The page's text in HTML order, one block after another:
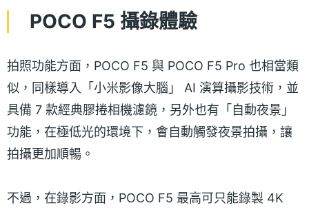
POCO F5 攝錄體驗
拍照功能方面，POCO F5 與 POCO F5 Pro 也相當類
似，同樣導入「小米影像大腦」 AI 演算攝影技術，並
具備 7 款經典膠捲相機濾鏡，另外也有「自動夜景」
功能，在極低光的環境下，會自動觸發夜景拍攝，讓
拍攝更加順暢。
不過，在錄影方面，POCO F5 最高可只能錄製 4K